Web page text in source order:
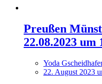
Preußen
22.08.2023 um
Yoda
22. August 2023